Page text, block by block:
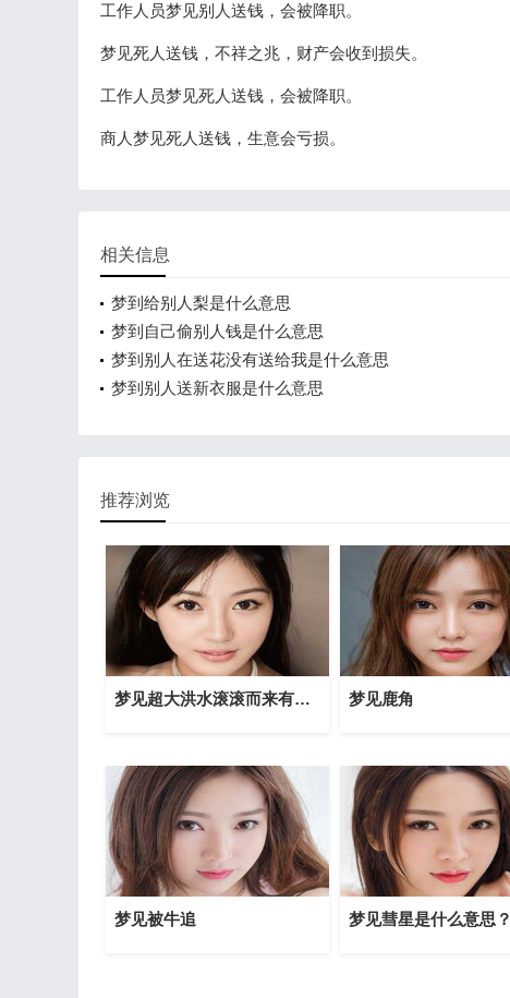
工作人员梦见别人送钱，会被降职。
梦见死人送钱，不祥之兆，财产会收到损失。
工作人员梦见死人送钱，会被降职。
商人梦见死人送钱，生意会亏损。
相关信息
梦到给别人梨是什么意思
梦到自己偷别人钱是什么意思
梦到别人在送花没有送给我是什么意思
梦到别人送新衣服是什么意思
推荐浏览
梦见超大洪水滚滚而来有什么征兆？ 梦见鹿角
梦见被牛追 梦见彗星是什么意思？